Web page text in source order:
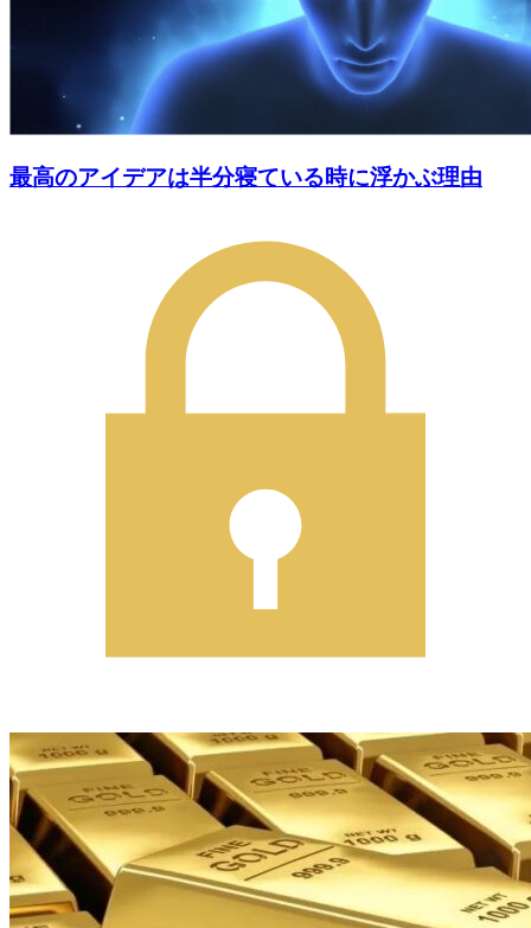
最高のアイデアは半分寝ている時に浮かぶ理由